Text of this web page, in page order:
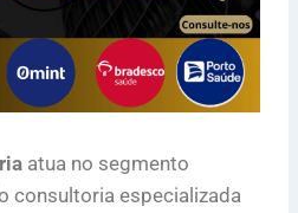
atua no segmento
consultoria especializada